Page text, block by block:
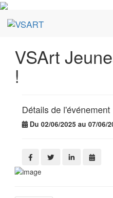
VSArt
!
Détails de l'événement
Du 02/06/2025 au 07/06/